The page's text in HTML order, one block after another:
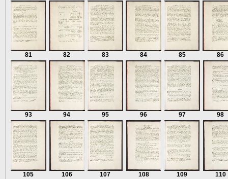
81 82 83 84 85 86
93 94 95 96 97 98
105 106 107 108 109 110